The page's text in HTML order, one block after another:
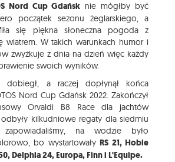
Nord Cup Gdańsk nie mógłby być
początek sezonu żeglarskiego, a
się piękna słoneczna pogoda z
wiatrem. W takich warunkach humor i
zwyżkuje z dnia na dzień więc każdy
swoich wyników.
dobiegł, a raczej dopłynął końca
Nord Cup Gdańsk 2022. Zakończył
Orvaldi B8 Race dla jachtów
kilkudniowe regaty dla siedmiu
na wodzie było
bo wystartowałyRS 21, Hobie
Delphia 24, Europa, Finn i L'Equipe.